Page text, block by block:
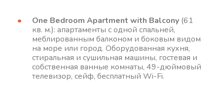
One Bedroom Apartment with Balcony (61
кв. м.): апартаменты с одной спальней,
меблированным балконом и боковым видом
на море или город. Оборудованная кухня,
стиральная и сушильная машины, гостевая и
собственная ванные комнаты, 49-дюймовый
телевизор, сейф, бесплатный Wi-Fi.